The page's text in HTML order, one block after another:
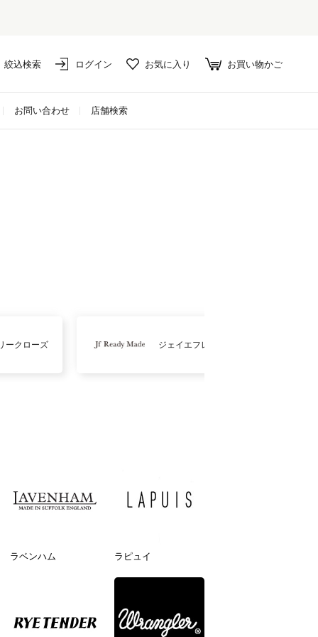
絞込検索 ログイン お気に入り お買い物かご
お問い合わせ 店舗検索
ークローズ ジェイエフレディメイド
ラベンハム ラピュイ